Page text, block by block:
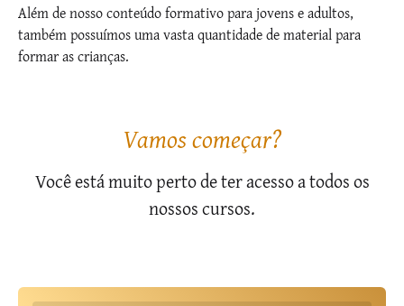
Além de nosso conteúdo formativo para jovens e adultos,
também possuímos uma vasta quantidade de material para
formar as crianças.
Vamos começar?
Você está muito perto de ter acesso a todos os
nossos cursos.